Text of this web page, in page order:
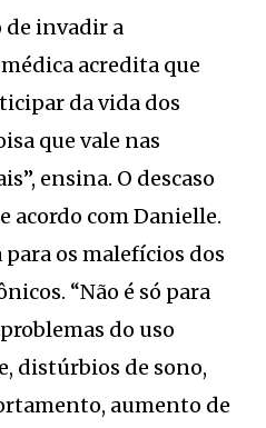
de invadir a
acredita que
da vida dos
que vale nas
ensina. O descaso
acordo com Danielle.
os malefícios dos
“Não é só para
do uso
distúrbios de sono,
aumento de